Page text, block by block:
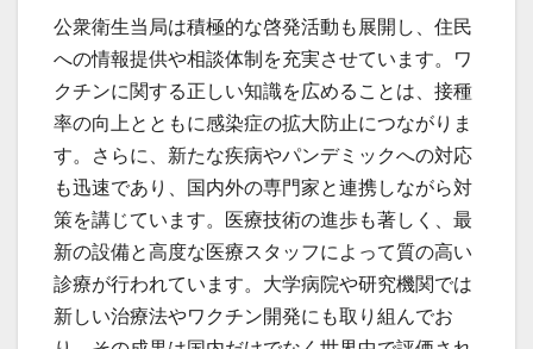
公衆衛生当局は積極的な啓発活動も展開し、住民
への情報提供や相談体制を充実させています。ワ
クチンに関する正しい知識を広めることは、接種
率の向上とともに感染症の拡大防止につながりま
す。さらに、新たな疾病やパンデミックへの対応
も迅速であり、国内外の専門家と連携しながら対
策を講じています。医療技術の進歩も著しく、最
新の設備と高度な医療スタッフによって質の高い
診療が行われています。大学病院や研究機関では
新しい治療法やワクチン開発にも取り組んでお